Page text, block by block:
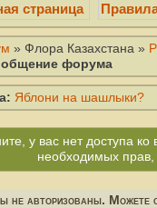
страница
» Флора Казахстана »
форума
Яблони на шашлыки?
у вас нет доступа
необходимых прав,
не авторизованы. Можете